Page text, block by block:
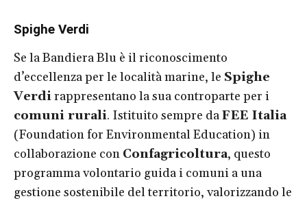
Spighe Verdi
Se la Bandiera Blu è il riconoscimento
d’eccellenza per le località marine, le Spighe
Verdirappresentano la sua controparte per i
comuni rurali. Istituito sempre daFEE Italia
(Foundation for Environmental Education) in
collaborazione con Confagricoltura, questo
programma volontario guida i comuni a una
gestione sostenibile del territorio, valorizzando le